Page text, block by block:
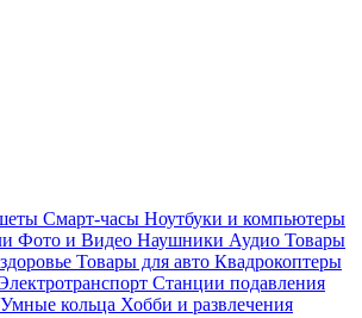
Смарт-часы Ноутбуки и компьютеры
Фото и Видео Наушники Аудио Товары
Товары для авто Квадрокоптеры
Станции подавления
Умные кольца Хобби и развлечения